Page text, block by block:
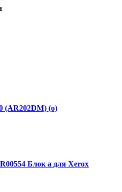
(AR202DM) (о)
Блок а для Xerox